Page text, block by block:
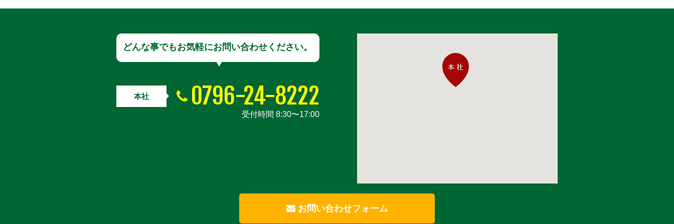
どんな事でもお気軽にお問い合わせください。
本社 0796-24-8222
受付時間 8:30〜17:00
お問い合わせフォーム